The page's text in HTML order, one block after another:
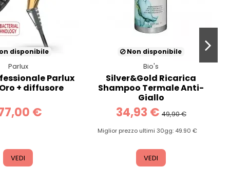
disponibile
Parlux
Parlux
+ diffusore
€
VEDI
Non disponibile
Bio's
Silver&Gold Ricarica
Shampoo Termale Anti-
Giallo
34,93 € 49,90 €
Miglior prezzo ultimi 30gg: 49.90 €
VEDI